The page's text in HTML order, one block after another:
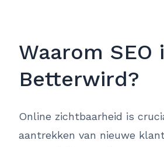
Waarom SEO
Betterwird?
Online zichtbaarheid is
aantrekken van nieuwe